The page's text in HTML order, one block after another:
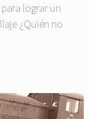
lograr un
¿Quién no